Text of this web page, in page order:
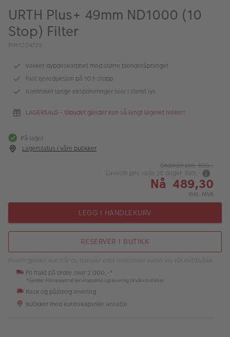
Kampanjer
Merker
Lagersalg
Bildeprodukter
Inspirasjon
URTH Plus+ 49mm ND1000 (10
Stop) Filter
PIM1204729
Vakker dybdeskarphet med større blenderåpninger
Fast lysreduksjon på 10 f-stopp
Kontroller lange eksponeringer selv i sterkt lys
LAGERSALG - tilbudet gjelder kun så langt lageret rekker!
På lager
Lagerstatus i våre butikker
Ordinær pris 699,-
Laveste pris siste 30 dager 699,-
Nå 489,30
Inkl. MVA
LEGG I HANDLEKURV
RESERVER I BUTIKK
Prisen gjelder kun når du handler eller reserverer varen via vår nettbutikk.
Fri frakt på ordre over 2 000,-*
*Gjelder Klimanøytral Servicepakke og levering til våre butikker
Rask og pålitelig levering
Butikker med kunnskapsrike ansatte